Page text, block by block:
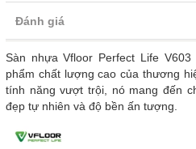
Đánh giá
Sàn nhựa Vfloor Perfect Life
phẩm chất lượng cao của thương
tính năng vượt trội, nó mang đến
đẹp tự nhiên và độ bền ấn tượng.